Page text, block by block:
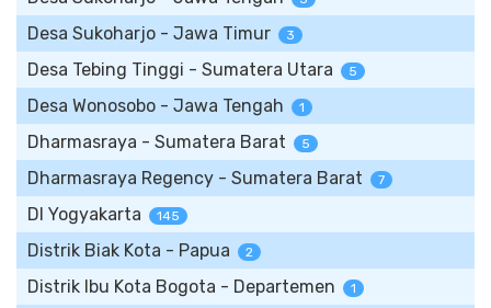
Desa Sukoharjo - Jawa Timur 3
Desa Tebing Tinggi - Sumatera Utara 5
Desa Wonosobo - Jawa Tengah 1
Dharmasraya - Sumatera Barat 5
Dharmasraya Regency - Sumatera Barat 7
DI Yogyakarta 145
Distrik Biak Kota - Papua 2
Distrik Ibu Kota Bogota - Departemen 1